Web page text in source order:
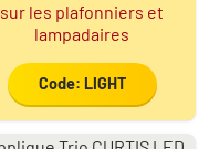
sur les plafonniers et
lampadaires
Code: LIGHT